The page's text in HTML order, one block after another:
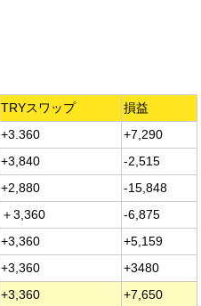
TRYスワップ
損益
+3.360
+7,290
+3,840
-2,515
+2,880
-15,848
＋3,360
-6,875
+3,360
+5,159
+3,360
+3480
+3,360 +7,650